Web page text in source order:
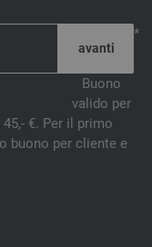
*
Buono
valido per
€. Per il primo
buono per cliente e